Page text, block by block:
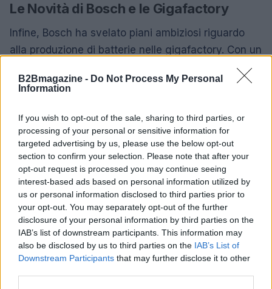
B2Bmagazine - Do Not Process My Personal
Information
If you wish to opt-out of the sale, sharing to third parties, or
processing of your personal or sensitive information for
targeted advertising by us, please use the below opt-out
section to confirm your selection. Please note that after your
opt-out request is processed you may continue seeing
interest-based ads based on personal information utilized by
us or personal information disclosed to third parties prior to
your opt-out. You may separately opt-out of the further
disclosure of your personal information by third parties on the
IAB’s list of downstream participants. This information may
also be disclosed by us to third parties on the IAB’s List of
Downstream Participants that may further disclose it to other
Le Novità di Bosch e le Gigafactory
Infine, Bosch ha svelato piani ambiziosi riguardo
alla produzione di batterie nelle gigafactory. Con un
concrete e virtuali, Bosch intende rendere la
Questa evoluzione è cruciale per soddisfare la
crescente domanda di veicoli elettrici e per
promuovere una transizione energetica efficace.
Un Futuro Sostenibile
Gli sviluppi presentati al Bauma 2025 non solo
evidenziano le innovazioni tecnologiche nel
settore, ma anche un impegno collettivo verso un
futuro più sostenibile. Le aziende stanno